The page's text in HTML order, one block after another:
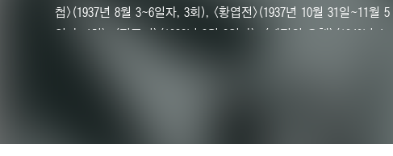
첩>(1937년 8월 3~6일자, 3회), <황엽전>(1937년 10월 31일~11월 5
일자, 4회), <전조기>(1938년 3월 2일자), <계절의 오행>(1940년 4